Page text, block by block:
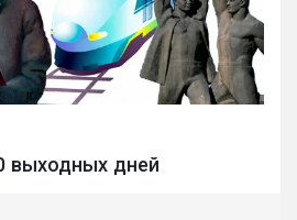
выходных дней